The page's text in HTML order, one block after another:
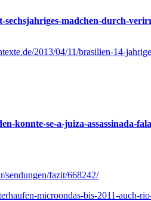
madchen-durch-
2013/04/11/brasilien-14-
se-a-juiza-assassinada-
sendungen/fazit/668242/
microondas-bis-2011-auch-